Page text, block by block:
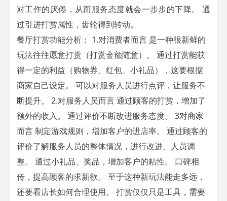
对工作的厌倦，从而服务态度就会一步步的下降。 通
过引进打赏属性，齿轮得到转动。
餐厅打赏功能分析： 1.对消费者而言 是一种很新鲜的
玩法往往愿意打赏（打赏金额随意）。 通过打赏能获
得一定的利益（购物券、红包、小礼品），这要根据
商家自己设定。 可以对服务人员进行点评，让服务不
断提升。 2.对服务人员而言 通过顾客的打赏，增加了
额外的收入。 通过评价不断改进服务态度。 3对商家
而言 制定游戏规则，增加客户的进店率。 通过顾客的
评价了解服务人员的整体情况，进行改进、人员调
整。 通过小礼品、奖品，增加客户的粘性。 口碑相
传，提高顾客的求新欲。 至于这种新玩法能走多远，
还要看店长如何合理使用。 打赏仅仅只是工具，需要